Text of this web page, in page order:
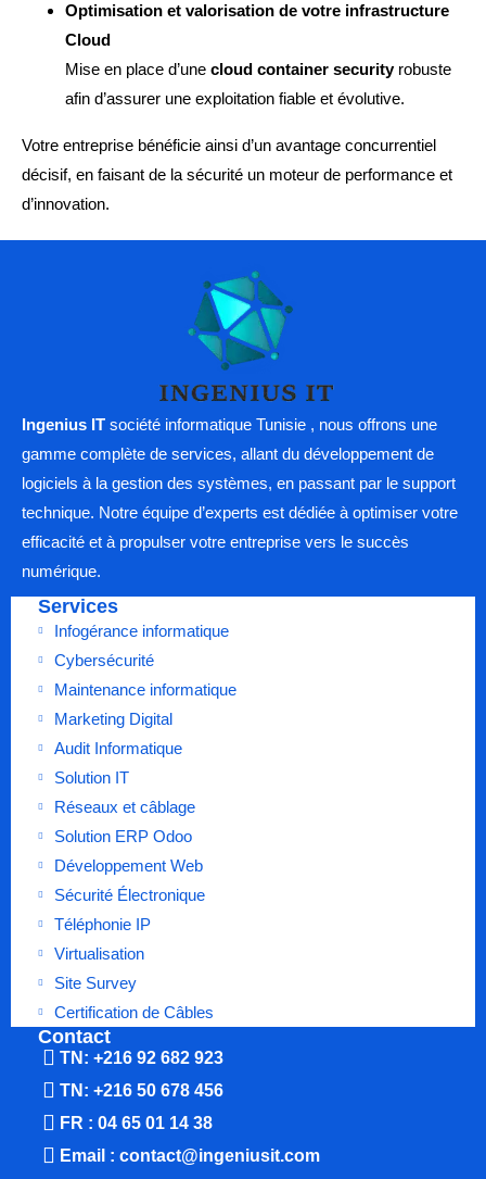
Optimisation et valorisation de votre infrastructure
Cloud
Mise en place d’une cloud container securityrobuste
afin d’assurer une exploitation fiable et évolutive.
Votre entreprise bénéficie ainsi d’un avantage concurrentiel
décisif, en faisant de la sécurité un moteur de performance et
d’innovation.
Ingenius IT société informatique Tunisie , nous offrons une
gamme complète de services, allant du développement de
logiciels à la gestion des systèmes, en passant par le support
technique. Notre équipe d’experts est dédiée à optimiser votre
efficacité et à propulser votre entreprise vers le succès
numérique.
Services
Infogérance informatique
Cybersécurité
Maintenance informatique
Marketing Digital
Audit Informatique
Solution IT
Réseaux et câblage
Solution ERP Odoo
Développement Web
Sécurité Électronique
Téléphonie IP
Virtualisation
Site Survey
Certification de Câbles
Contact
TN: +216 92 682 923
TN: +216 50 678 456
FR : 04 65 01 14 38
Email : contact@ingeniusit.com